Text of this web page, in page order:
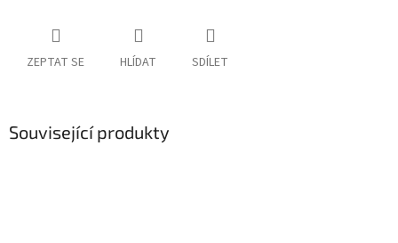
ZEPTAT SE HLÍDAT SDÍLET
Související produkty